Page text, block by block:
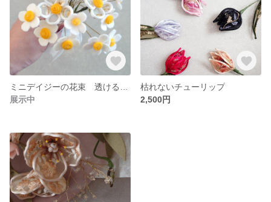
展示中
枯れないチューリップ
2,500円